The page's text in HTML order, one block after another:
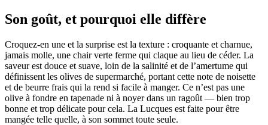
Son goût, et pourquoi elle diffère
Croquez-en une et la surprise est la texture : croquante et charnue,
jamais molle, une chair verte ferme qui claque au lieu de céder. La
saveur est douce et suave, loin de la salinité et de l’amertume qui
définissent les olives de supermarché, portant cette note de noisette
et de beurre frais qui la rend si facile à manger. Ce n’est pas une
olive à fondre en tapenade ni à noyer dans un ragoût — bien trop
bonne et trop délicate pour cela. La Lucques est faite pour être
mangée telle quelle, à son sommet toute seule.